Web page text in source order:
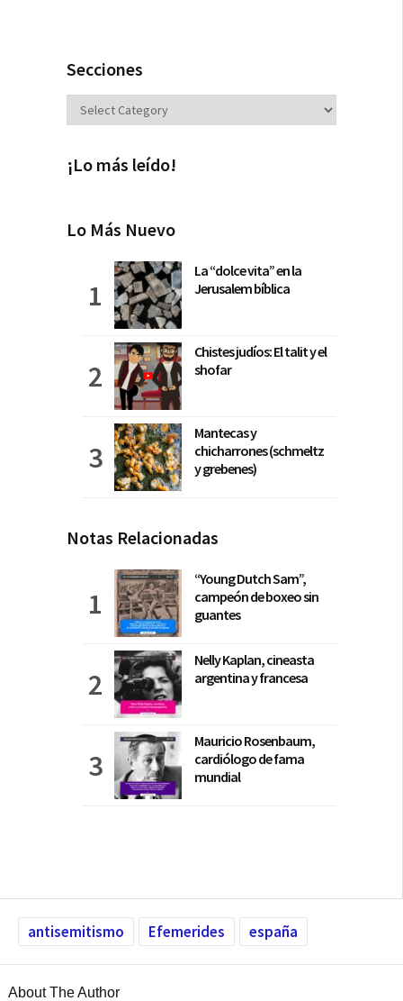
Secciones
Secciones
¡Lo más leído!
Lo Más Nuevo
La “dolce vita” en la
Jerusalem bíblica
Chistes judíos: El talit y el
shofar
Mantecas y
chicharrones (schmeltz
y grebenes)
Notas Relacionadas
“Young Dutch Sam”,
campeón de boxeo sin
guantes
Nelly Kaplan, cineasta
argentina y francesa
Mauricio Rosenbaum,
cardiólogo de fama
mundial
antisemitismo Efemerides españa
About The Author